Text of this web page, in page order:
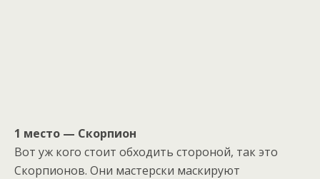
1 место — Скорпион
Вот уж кого стоит обходить стороной, так это
Скорпионов. Они мастерски маскируют